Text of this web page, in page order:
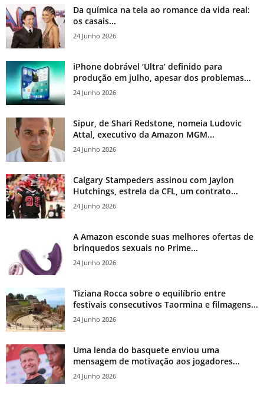
Da química na tela ao romance da vida real:
os casais...
24 Junho 2026
iPhone dobrável ‘Ultra’ definido para
produção em julho, apesar dos problemas...
24 Junho 2026
Sipur, de Shari Redstone, nomeia Ludovic
Attal, executivo da Amazon MGM...
24 Junho 2026
Calgary Stampeders assinou com Jaylon
Hutchings, estrela da CFL, um contrato...
24 Junho 2026
A Amazon esconde suas melhores ofertas de
brinquedos sexuais no Prime...
24 Junho 2026
Tiziana Rocca sobre o equilíbrio entre
festivais consecutivos Taormina e filmagens...
24 Junho 2026
Uma lenda do basquete enviou uma
mensagem de motivação aos jogadores...
24 Junho 2026